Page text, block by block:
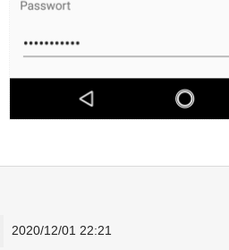
2020/12/01 22:21